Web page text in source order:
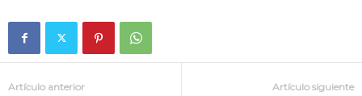
Artículo anterior Artículo siguiente